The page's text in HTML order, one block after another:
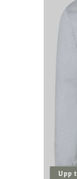
Upp